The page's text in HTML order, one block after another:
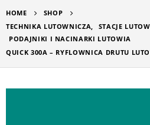
HOME
SHOP
TECHNIKA LUTOWNICZA, STACJE
PODAJNIKI I NACINARKI LUTOWIA
QUICK 300A – RYFLOWNICA DRUTU